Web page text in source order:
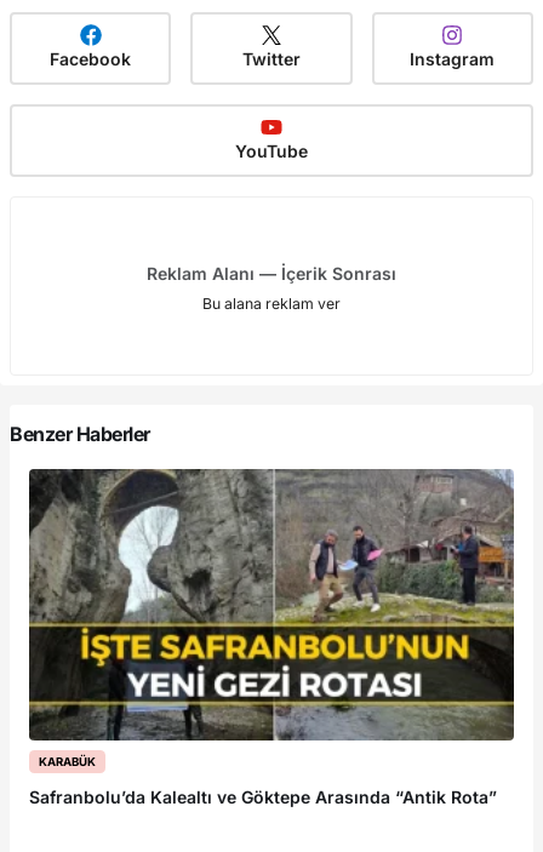
Facebook Twitter Instagram
YouTube
Reklam Alanı — İçerik Sonrası
Bu alana reklam ver
Benzer Haberler
KARABÜK
Safranbolu’da Kalealtı ve Göktepe Arasında “Antik Rota”